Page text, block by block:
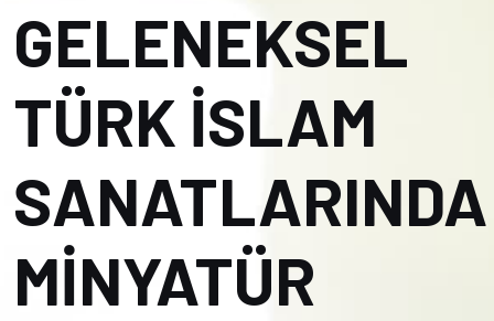
GELENEKSEL
TÜRK İSLAM
SANATLARINDA
MİNYATÜR